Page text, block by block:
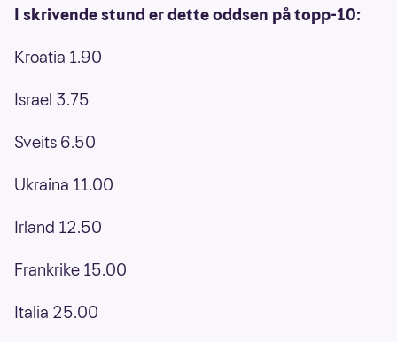
I skrivende stund er dette oddsen på topp-10:
Kroatia 1.90
Israel 3.75
Sveits 6.50
Ukraina 11.00
Irland 12.50
Frankrike 15.00
Italia 25.00